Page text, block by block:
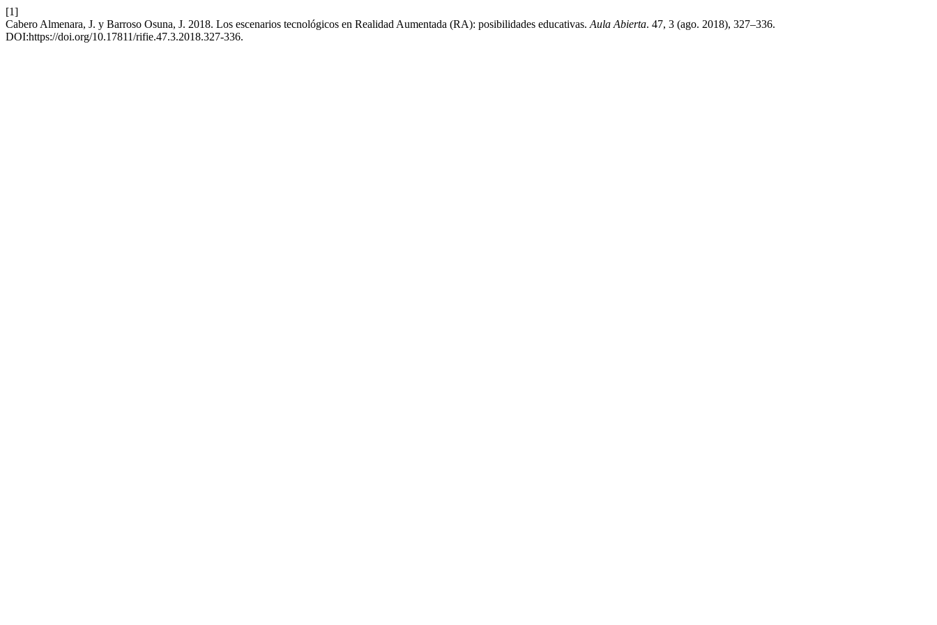
[1]
Cabero Almenara, J. y Barroso Osuna, J. 2018. Los escenarios tecnológicos en Realidad Aumentada (RA): posibilidades educativas. Aula Abierta. 47, 3 (ago. 2018), 327–336.
DOI:https://doi.org/10.17811/rifie.47.3.2018.327-336.